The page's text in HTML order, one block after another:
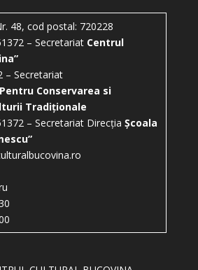
48, cod postal: 720228
– Secretariat Centrul
– Secretariat
Conservarea si
Tradiționale
– Secretariat Direcția Școala